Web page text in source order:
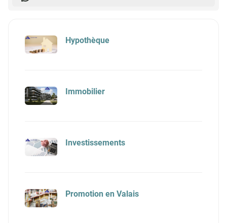
Hypothèque
Immobilier
Investissements
Promotion en Valais